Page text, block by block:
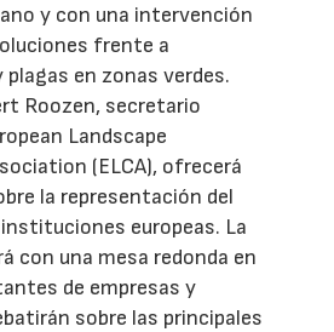
y con una intervención
frente a
plagas en zonas verdes.
Roozen, secretario
Landscape
(ELCA), ofrecerá
la representación del
europeas. La
con una mesa redonda en
de empresas y
sobre las principales